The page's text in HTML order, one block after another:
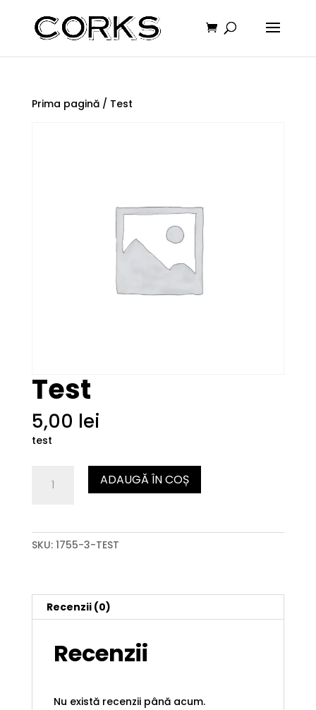
Prima pagină/ Test
Test
5,00 lei
test
Test
ADAUGĂ ÎN COȘ
SKU: 1755-3-TEST
Recenzii (0)
Recenzii
Nu există recenzii până acum.